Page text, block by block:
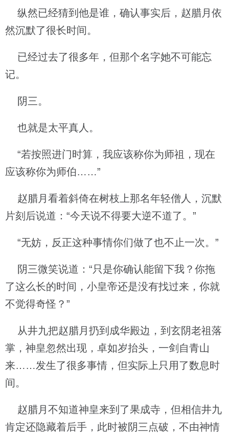
纵然已经猜到他是谁，确认事实后，赵腊月依
然沉默了很长时间。
已经过去了很多年，但那个名字她不可能忘
记。
阴三。
也就是太平真人。
“若按照进门时算，我应该称你为师祖，现在
应该称你为师伯……”
赵腊月看着斜倚在树枝上那名年轻僧人，沉默
片刻后说道：“今天说不得要大逆不道了。”
“无妨，反正这种事情你们做了也不止一次。”
阴三微笑说道：“只是你确认能留下我？你拖
了这么长的时间，小皇帝还是没有找过来，你就
不觉得奇怪？”
从井九把赵腊月扔到成华殿边，到玄阴老祖落
掌，神皇忽然出现，卓如岁抬头，一剑自青山
来……发生了很多事情，但实际上只用了数息时
间。
赵腊月不知道神皇来到了果成寺，但相信井九
肯定还隐藏着后手，此时被阴三点破，不由神情